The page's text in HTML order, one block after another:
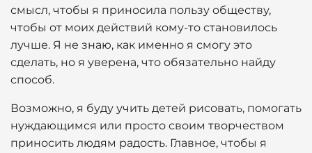
смысл, чтобы я приносила пользу обществу,
чтобы от моих действий кому-то становилось
лучше. Я не знаю, как именно я смогу это
сделать, но я уверена, что обязательно найду
способ.
Возможно, я буду учить детей рисовать, помогать
нуждающимся или просто своим творчеством
приносить людям радость. Главное, чтобы я